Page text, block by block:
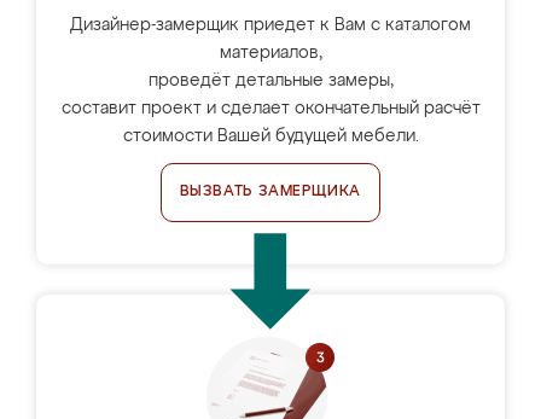
Дизайнер-замерщик приедет к Вам с каталогом
материалов,
проведёт детальные замеры,
составит проект и сделает окончательный расчёт
стоимости Вашей будущей мебели.
ВЫЗВАТЬ ЗАМЕРЩИКА